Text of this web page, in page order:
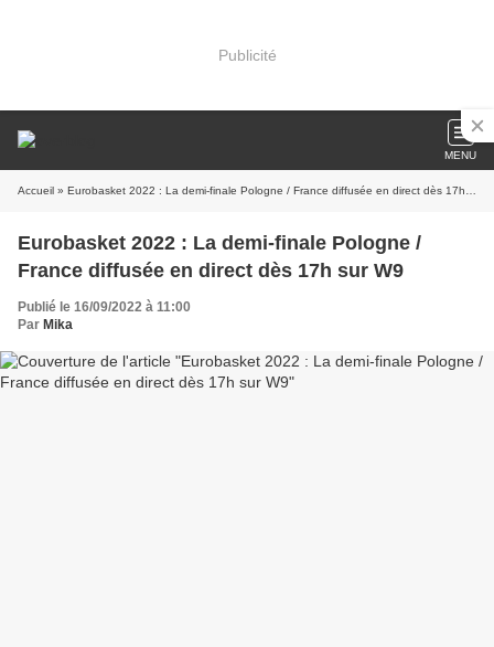
Publicité
MENU
Accueil » Eurobasket 2022 : La demi-finale Pologne / France diffusée en direct dès 17h sur W9
Eurobasket 2022 : La demi-finale Pologne /
France diffusée en direct dès 17h sur W9
Publié le 16/09/2022 à 11:00
Par Mika